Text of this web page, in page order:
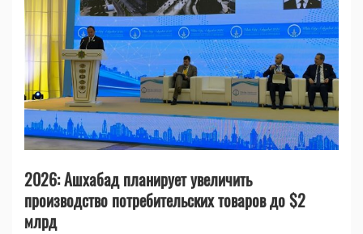
2026: Ашхабад планирует увеличить
производство потребительских товаров до $2
млрд